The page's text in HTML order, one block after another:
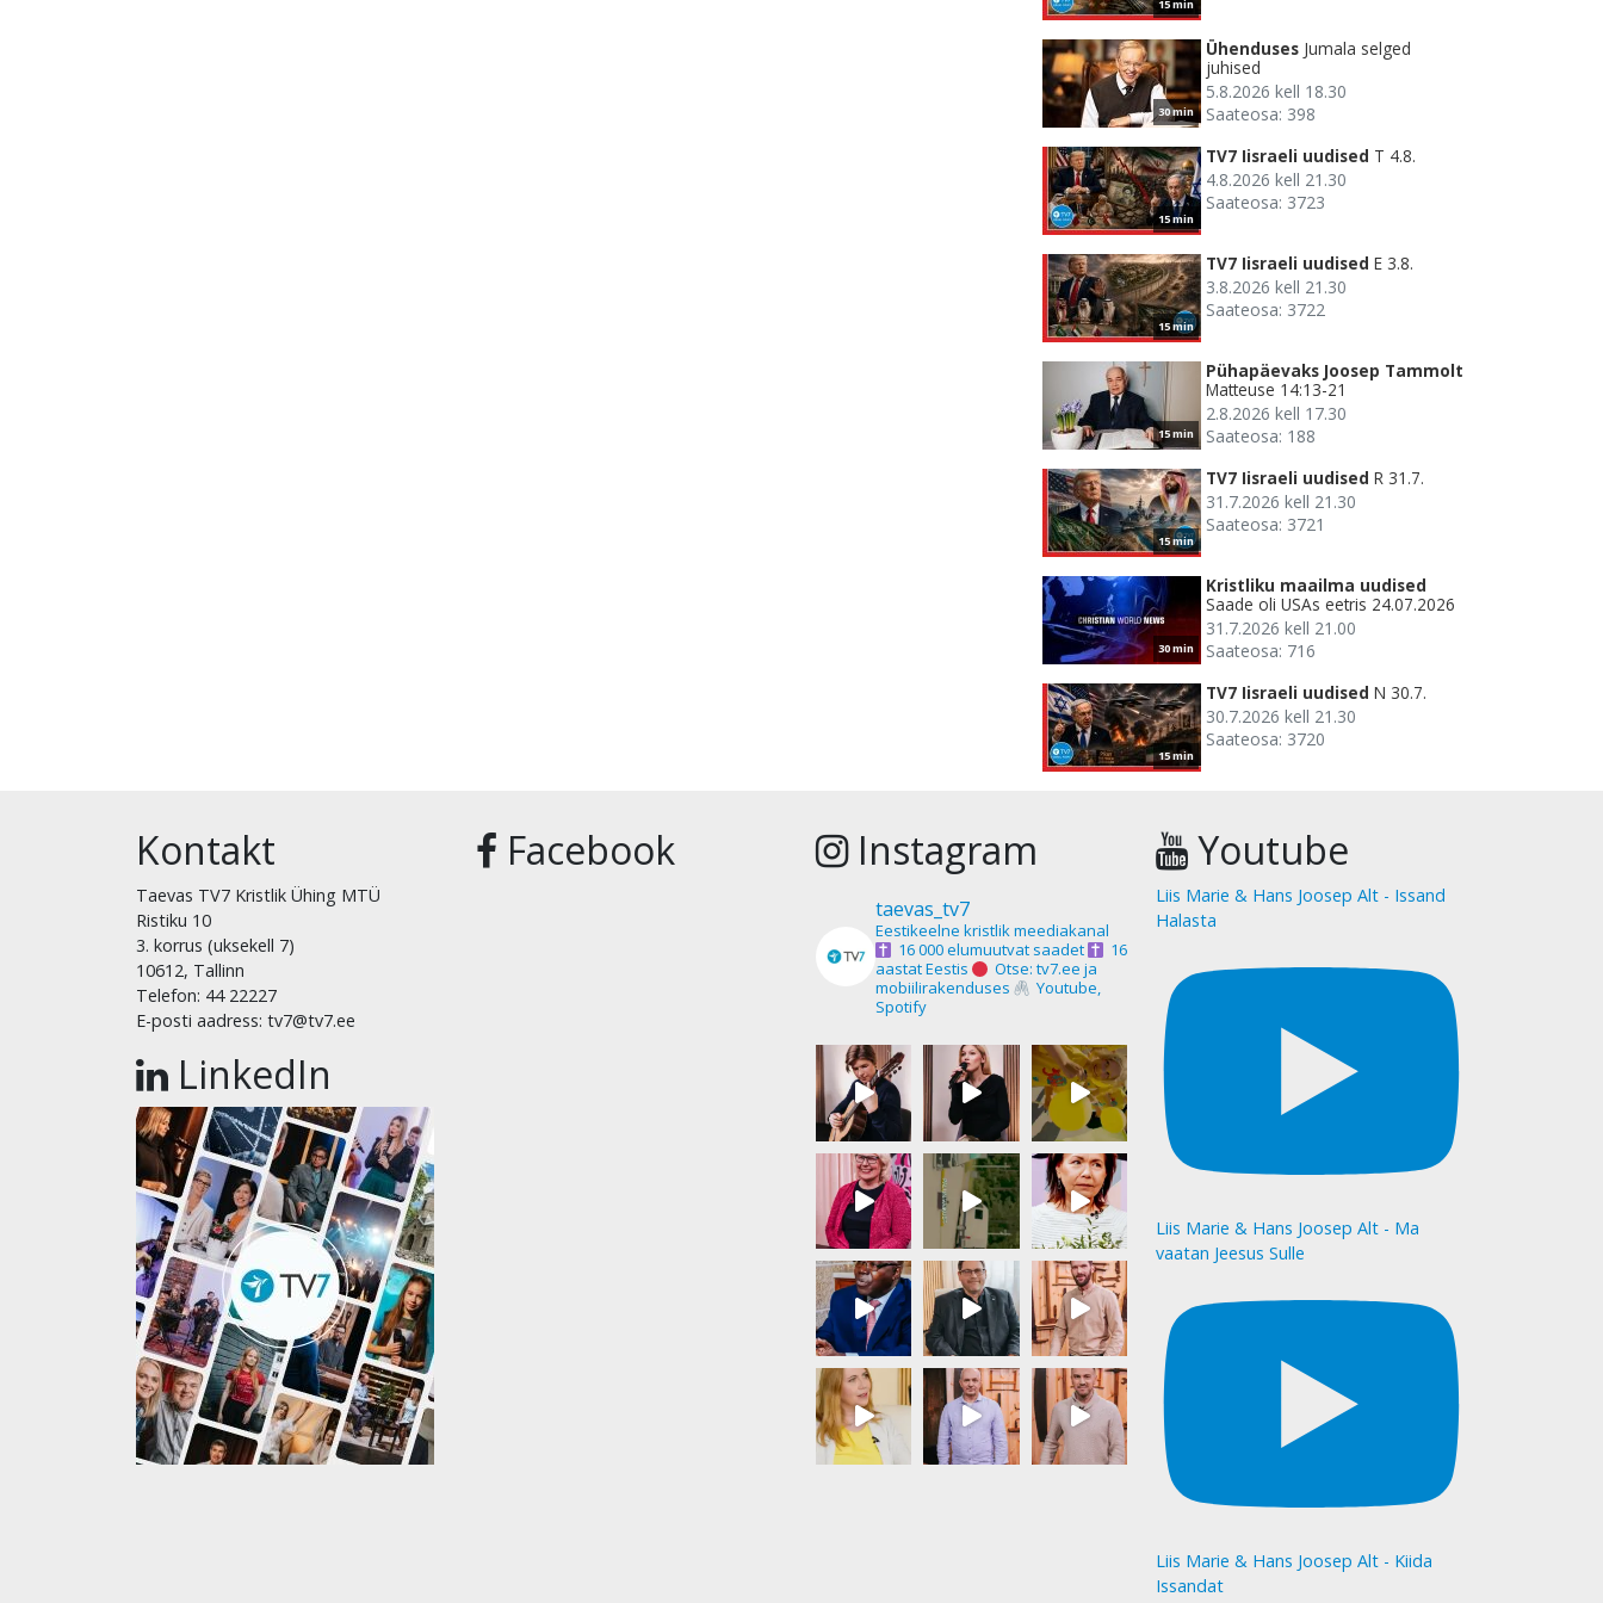
15 min
30 min
Ühenduses Jumala selged
juhised
5.8.2026 kell 18.30
Saateosa: 398
15 min
TV7 Iisraeli uudised T 4.8.
4.8.2026 kell 21.30
Saateosa: 3723
15 min
TV7 Iisraeli uudised E 3.8.
3.8.2026 kell 21.30
Saateosa: 3722
15 min
Pühapäevaks Joosep Tammolt
Matteuse 14:13-21
2.8.2026 kell 17.30
Saateosa: 188
15 min
TV7 Iisraeli uudised R 31.7.
31.7.2026 kell 21.30
Saateosa: 3721
30 min
Kristliku maailma uudised
Saade oli USAs eetris 24.07.2026
31.7.2026 kell 21.00
Saateosa: 716
15 min
TV7 Iisraeli uudised N 30.7.
30.7.2026 kell 21.30
Saateosa: 3720
Kontakt
Taevas TV7 Kristlik Ühing MTÜ
Ristiku 10
3. korrus (uksekell 7)
10612, Tallinn
Telefon: 44 22227
E-posti aadress: tv7@tv7.ee
LinkedIn
Facebook Instagram
taevas_tv7
Eestikeelne kristlik meediakanal
16 000 elumuutvat saadet
16
aastat Eestis
Otse: tv7.ee ja
mobiilirakenduses
Youtube,
Spotify
Youtube
Liis Marie & Hans Joosep Alt - Issand
Halasta
Liis Marie & Hans Joosep Alt - Ma
vaatan Jeesus Sulle
Liis Marie & Hans Joosep Alt - Kiida
Issandat